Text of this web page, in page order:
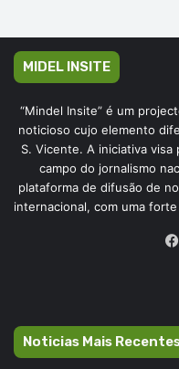
MIDEL INSITE
“Mindel Insite” é um
noticioso cujo elemento
S. Vicente. A iniciativa
campo do jornalismo
plataforma de difusão de
internacional, com uma
Noticias Mais